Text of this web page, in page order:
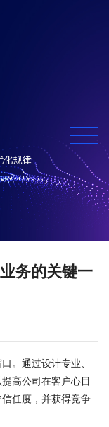
务的关键一
。通过设计专业、
高公司在客户心目
任度，并获得竞争